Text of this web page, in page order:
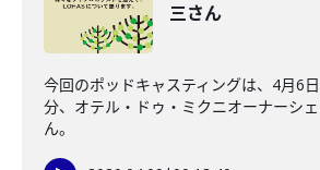
三さん
今回のポッドキャスティングは、4月6
分、オテル・ドゥ・ミクニオーナーシ
ん。